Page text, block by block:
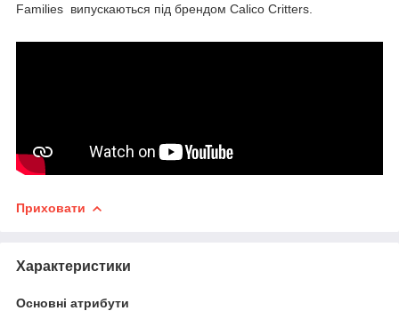
Families випускаються під брендом Calico Critters.
Приховати
Характеристики
Основні атрибути